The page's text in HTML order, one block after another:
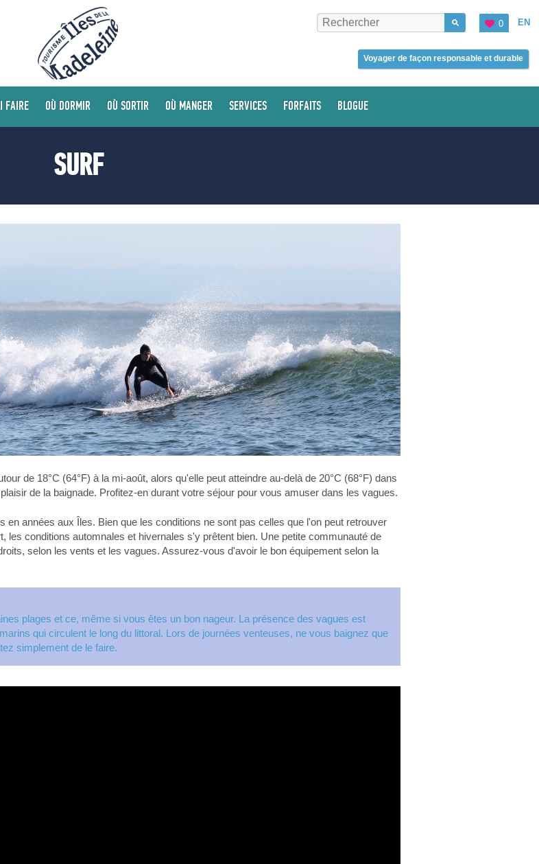
EN
0
Voyager de façon responsable et durable
FAIRE OÙ DORMIR OÙ SORTIR OÙ MANGER SERVICES FORFAITS BLOGUE
SURF
de 18°C (64°F) à la mi-août, alors qu'elle peut atteindre au-delà de 20°C (68°F) dans
de la baignade. Profitez-en durant votre séjour pour vous amuser dans les vagues.
en années aux Îles. Bien que les conditions ne sont pas celles que l'on peut retrouver
les conditions automnales et hivernales s'y prêtent bien. Une petite communauté de
selon les vents et les vagues. Assurez-vous d'avoir le bon équipement selon la
plages et ce, même si vous êtes un bon nageur. La présence des vagues est
qui circulent le long du littoral. Lors de journées venteuses, ne vous baignez que
simplement de le faire.